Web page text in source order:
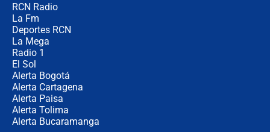
RCN Radio
La Fm
Deportes RCN
La Mega
Radio 1
El Sol
Alerta Bogotá
Alerta Cartagena
Alerta Paisa
Alerta Tolima
Alerta Bucaramanga